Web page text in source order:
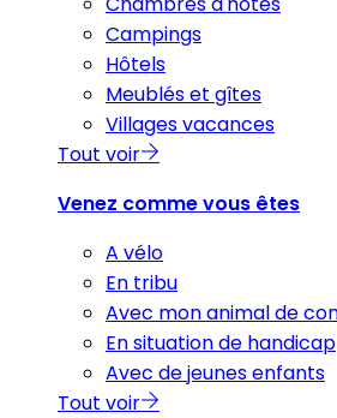
Campings
Hôtels
Meublés et gîtes
Villages vacances
Tout voir
Venez comme vous êtes
A vélo
En tribu
Avec mon animal de
En situation de handicap
Avec de jeunes enfants
Tout voir